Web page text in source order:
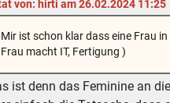
von: hirti am 26.02.2024 11:25
Mir ist schon klar dass eine Frau
Frau macht IT, Fertigung )
ist denn das Feminine an